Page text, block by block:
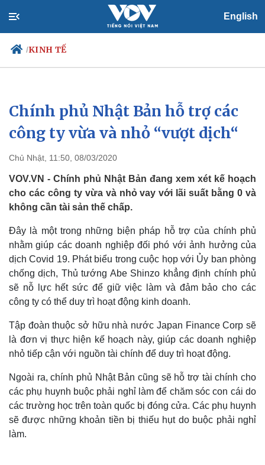
English
/KINH TẾ
Chính trị
Đảng
Tổ chức nhân sự
Nhận diện sự thật
Xã hội
Tin 24h
Dự báo thời tiết
Việc làm
Biển đảo
Chính phủ Nhật Bản hỗ trợ các
công ty vừa và nhỏ “vượt dịch“
Chủ Nhật, 11:50, 08/03/2020
VOV.VN - Chính phủ Nhật Bản đang xem xét kế hoạch
cho các công ty vừa và nhỏ vay với lãi suất bằng 0 và
không cần tài sản thế chấp.
Đây là một trong những biện pháp hỗ trợ của chính phủ
nhằm giúp các doanh nghiệp đối phó với ảnh hưởng của
dịch Covid 19. Phát biểu trong cuộc họp với Ủy ban phòng
chống dịch, Thủ tướng Abe Shinzo khẳng định chính phủ
sẽ nỗ lực hết sức để giữ việc làm và đảm bảo cho các
công ty có thể duy trì hoạt động kinh doanh.
Tập đoàn thuộc sở hữu nhà nước Japan Finance Corp sẽ
là đơn vị thực hiện kế hoạch này, giúp các doanh nghiệp
nhỏ tiếp cận với nguồn tài chính để duy trì hoạt động.
Ngoài ra, chính phủ Nhật Bản cũng sẽ hỗ trợ tài chính cho
các phụ huynh buộc phải nghỉ làm để chăm sóc con cái do
các trường học trên toàn quốc bị đóng cửa. Các phụ huynh
sẽ được những khoản tiền bị thiếu hụt do buộc phải nghỉ
làm.